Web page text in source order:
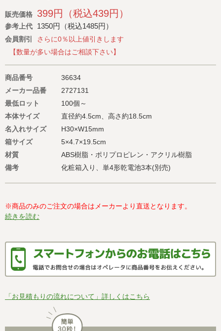
販売価格 399円（税込439円）
参考上代 1350円（税込1485円）
会員割引
さらに0％以上値引きします
【数量が多い場合はご相談下さい】
商品番号
36634
メーカー品番
2727131
最低ロット
100個～
本体サイズ
直径約4.5cm、高さ約18.5cm
名入れサイズ
H30×W15mm
箱サイズ
5×4.7×19.5cm
材質
ABS樹脂・ポリプロピレン・アクリル樹脂
備考
化粧箱入り、単4形乾電池3本(別売)
※商品のみのご注文の場合はメーカーより直送となります。
続きを読む
「お見積もりの流れについて」詳しくはこちら